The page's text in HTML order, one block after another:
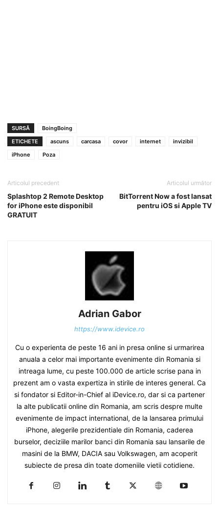
SURSĂ
BoingBoing
ETICHETE
ascuns carcasa covor internet
invizibil
iPhone
Poza
Articolul precedent
Splashtop 2 Remote Desktop
for iPhone este disponibil
GRATUIT
Articolul următor
BitTorrent Now a fost lansat
pentru iOS si Apple TV
Adrian Gabor
https://www.idevice.ro
Cu o experienta de peste 16 ani in presa online si urmarirea
anuala a celor mai importante evenimente din Romania si
intreaga lume, cu peste 100.000 de article scrise pana in
prezent am o vasta expertiza in stirile de interes general. Ca
si fondator si Editor-in-Chief al iDevice.ro, dar si ca partener
la alte publicatii online din Romania, am scris despre multe
evenimente de impact international, de la lansarea primului
iPhone, alegerile prezidentiale din Romania, caderea
burselor, deciziile marilor banci din Romania sau lansarile de
masini de la BMW, DACIA sau Volkswagen, am acoperit
subiecte de presa din toate domeniile vietii cotidiene.